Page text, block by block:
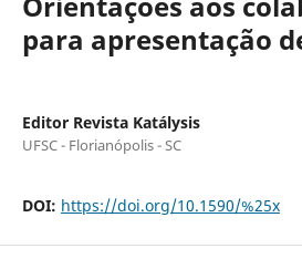
para apresentação
Editor Revista Katálysis
UFSC - Florianópolis - SC
DOI: https://doi.org/10.1590/%25x